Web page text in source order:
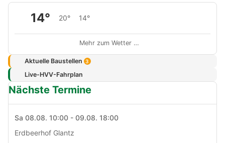
14° 20° 14°
Mehr zum Wetter …
Aktuelle Baustellen 3
Live-HVV-Fahrplan
Nächste Termine
Sa 08.08. 10:00 - 09.08. 18:00
Erdbeerhof Glantz